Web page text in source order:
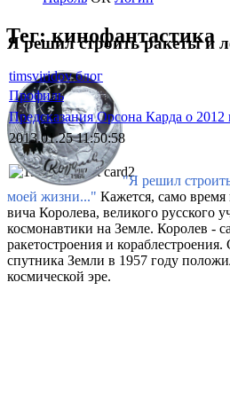
Я решил строить ракеты и
"Я решил
моей жизни..." Кажется, само
вича Королева, великого русского
космонавтики на Земле. Королев -
ракетостроения и
спутника Земли в 1957 году
космической эре.
Тег: кинофантастика
timsviridov блог
Профиль
Предсказания Орсона Карда о 2012
2013.01.25 11:50:58